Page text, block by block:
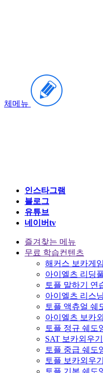
체메뉴
인스타그램
블로그
유튜브
네이버tv
즐겨찾는 메뉴
무료 학습컨텐츠
해커스 보카게임
아이엘츠 리딩풀
토플 말하기 연
아이엘츠 리스
토플 액츄얼 쉐
아이엘츠 보카
토플 정규 쉐도
SAT 보카외우기
토플 중급 쉐도
토플 보카외우기
토플 기본 쉐도